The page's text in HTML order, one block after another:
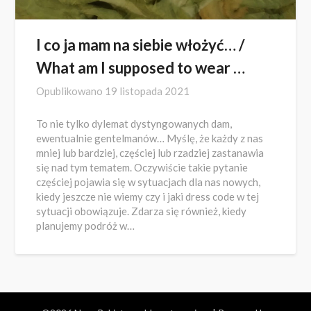
I co ja mam na siebie włożyć… /
What am I supposed to wear …
Opublikowano 19 listopada 2021
To nie tylko dylemat dystyngowanych dam,
ewentualnie gentelmanów… Myślę, że każdy z nas
mniej lub bardziej, częściej lub rzadziej zastanawia
się nad tym tematem. Oczywiście takie pytanie
częściej pojawia się w sytuacjach dla nas nowych,
kiedy jeszcze nie wiemy czy i jaki dress code w tej
sytuacji obowiązuje. Zdarza się również, kiedy
planujemy podróż w…